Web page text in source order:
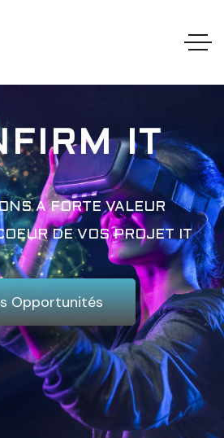
IT
A FORTE VALEUR
DE VOS PROJET IT
Opportunités